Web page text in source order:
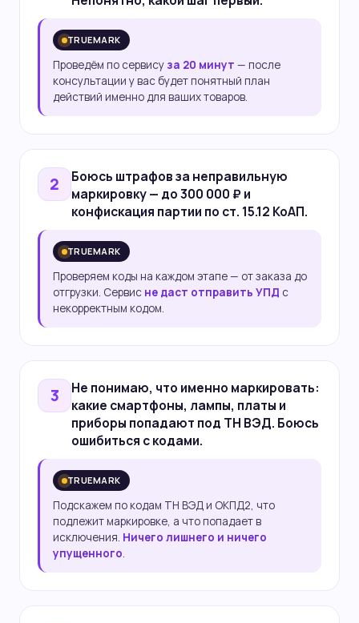
TRUEMARK
Проведём по сервису за 20 минут — после
консультации у вас будет понятный план
действий именно для ваших товаров.
2 Боюсь штрафовза неправильную
маркировку — до 300 000 ₽ и
конфискация партии по ст. 15.12 КоАП.
TRUEMARK
Проверяем коды на каждом этапе — от заказа до
отгрузки. Сервис не даст отправить УПД с
некорректным кодом.
3 Не понимаю, что именно маркировать:
какие смартфоны, лампы, платы и
приборы попадают под ТН ВЭД. Боюсь
ошибиться с кодами.
TRUEMARK
Подскажем по кодам ТН ВЭД и ОКПД2, что
подлежит маркировке, а что попадает в
исключения. Ничего лишнего и ничего
упущенного.